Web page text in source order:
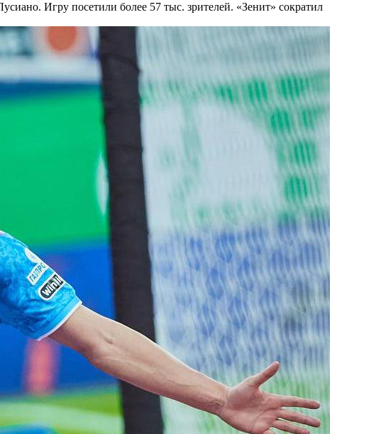
Игру посетили более 57 тыс. зрителей. «Зенит» сократил